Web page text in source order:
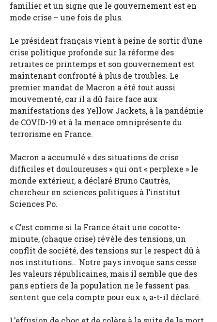
familier et un signe que le gouvernement est en
mode crise – une fois de plus.
Le président français vient à peine de sortir d’une
crise politique profonde sur la réforme des
retraites ce printemps et son gouvernement est
maintenant confronté à plus de troubles. Le
premier mandat de Macron a été tout aussi
mouvementé, car il a dû faire face aux
manifestations des Yellow Jackets, à la pandémie
de COVID-19 et à la menace omniprésente du
terrorisme en France.
Macron a accumulé « des situations de crise
difficiles et douloureuses » qui ont « perplexe » le
monde extérieur, a déclaré Bruno Cautrès,
chercheur en sciences politiques à l’institut
Sciences Po.
« C’est comme si la France était une cocotte-
minute, (chaque crise) révèle des tensions, un
conflit de société, des tensions sur le respect dû à
nos institutions… Notre pays invoque sans cesse
les valeurs républicaines, mais il semble que des
pans entiers de la population ne le fassent pas.
sentent que cela compte pour eux », a-t-il déclaré.